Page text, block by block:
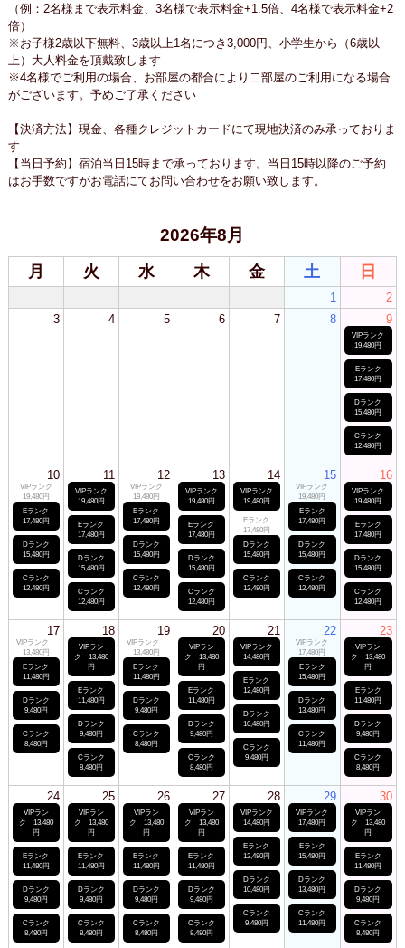
（例：2名様まで表示料金、3名様で表示料金+1.5倍、4名様で表示料金+2
倍）
※お子様2歳以下無料、3歳以上1名につき3,000円、小学生から（6歳以
上）大人料金を頂戴致します
※4名様でご利用の場合、お部屋の都合により二部屋のご利用になる場合
がございます。予めご了承ください
【決済方法】現金、各種クレジットカードにて現地決済のみ承っておりま
す
【当日予約】宿泊当日15時まで承っております。当日15時以降のご予約
はお手数ですがお電話にてお問い合わせをお願い致します。
2026年8月
月 火 水 木 金 土 日
1
2
3
4 5 6 7 8 9
VIPランク
19,480円
Eランク
17,480円
Dランク
15,480円
Cランク
12,480円
10
VIPランク
19,480円
Eランク
17,480円
Dランク
15,480円
Cランク
12,480円
11
VIPランク
19,480円
Eランク
17,480円
Dランク
15,480円
Cランク
12,480円
12
VIPランク
19,480円
Eランク
17,480円
Dランク
15,480円
Cランク
12,480円
13
VIPランク
19,480円
Eランク
17,480円
Dランク
15,480円
Cランク
12,480円
14
VIPランク
19,480円
Eランク
17,480円
Dランク
15,480円
Cランク
12,480円
15
VIPランク
19,480円
Eランク
17,480円
Dランク
15,480円
Cランク
12,480円
16
VIPランク
19,480円
Eランク
17,480円
Dランク
15,480円
Cランク
12,480円
17
VIPランク
13,480円
Eランク
11,480円
Dランク
9,480円
Cランク
8,480円
18
VIPラン
ク 13,480
円
Eランク
11,480円
Dランク
9,480円
Cランク
8,480円
19
VIPランク
13,480円
Eランク
11,480円
Dランク
9,480円
Cランク
8,480円
20
VIPラン
ク 13,480
円
Eランク
11,480円
Dランク
9,480円
Cランク
8,480円
21
VIPランク
14,480円
Eランク
12,480円
Dランク
10,480円
Cランク
9,480円
22
VIPランク
17,480円
Eランク
15,480円
Dランク
13,480円
Cランク
11,480円
23
VIPラン
ク 13,480
円
Eランク
11,480円
Dランク
9,480円
Cランク
8,480円
24
VIPラン
ク 13,480
円
Eランク
11,480円
Dランク
9,480円
Cランク
8,480円
25
VIPラン
ク 13,480
円
Eランク
11,480円
Dランク
9,480円
Cランク
8,480円
26
VIPラン
ク 13,480
円
Eランク
11,480円
Dランク
9,480円
Cランク
8,480円
27
VIPラン
ク 13,480
円
Eランク
11,480円
Dランク
9,480円
Cランク
8,480円
28
VIPランク
14,480円
Eランク
12,480円
Dランク
10,480円
Cランク
9,480円
29
VIPランク
17,480円
Eランク
15,480円
Dランク
13,480円
Cランク
11,480円
30
VIPラン
ク 13,480
円
Eランク
11,480円
Dランク
9,480円
Cランク
8,480円